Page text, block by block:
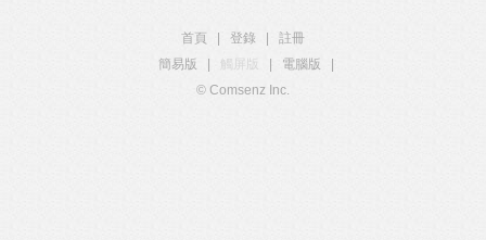
首頁 登錄
註冊
簡易版
觸屏版 電腦版
© Comsenz Inc.